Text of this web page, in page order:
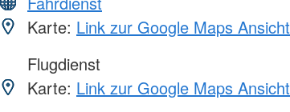
Karte: Link zur Google Maps Ansicht
Flugdienst
Karte: Link zur Google Maps Ansicht